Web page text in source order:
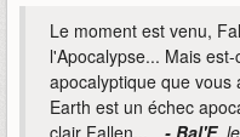
Le moment est venu,
l'Apocalypse... Mais
apocalyptique que vous
Earth est un échec
clair Fallen...
- Bal'E,